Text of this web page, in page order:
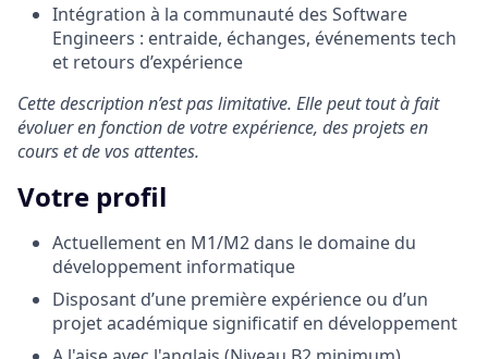
Intégration à la communauté des Software
Engineers : entraide, échanges, événements tech
et retours d’expérience
Cette description n’est pas limitative. Elle peut tout à fait
évoluer en fonction de votre expérience, des projets en
cours et de vos attentes.
Votre profil
Actuellement en M1/M2 dans le domaine du
développement informatique
Disposant d’une première expérience ou d’un
projet académique significatif en développement